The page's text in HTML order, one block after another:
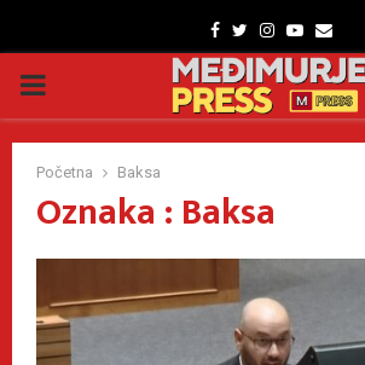
Facebook
TwitterInstagram
Youtube
Email
PRIMARY
MENU
Početna Baksa
Oznaka : Baksa